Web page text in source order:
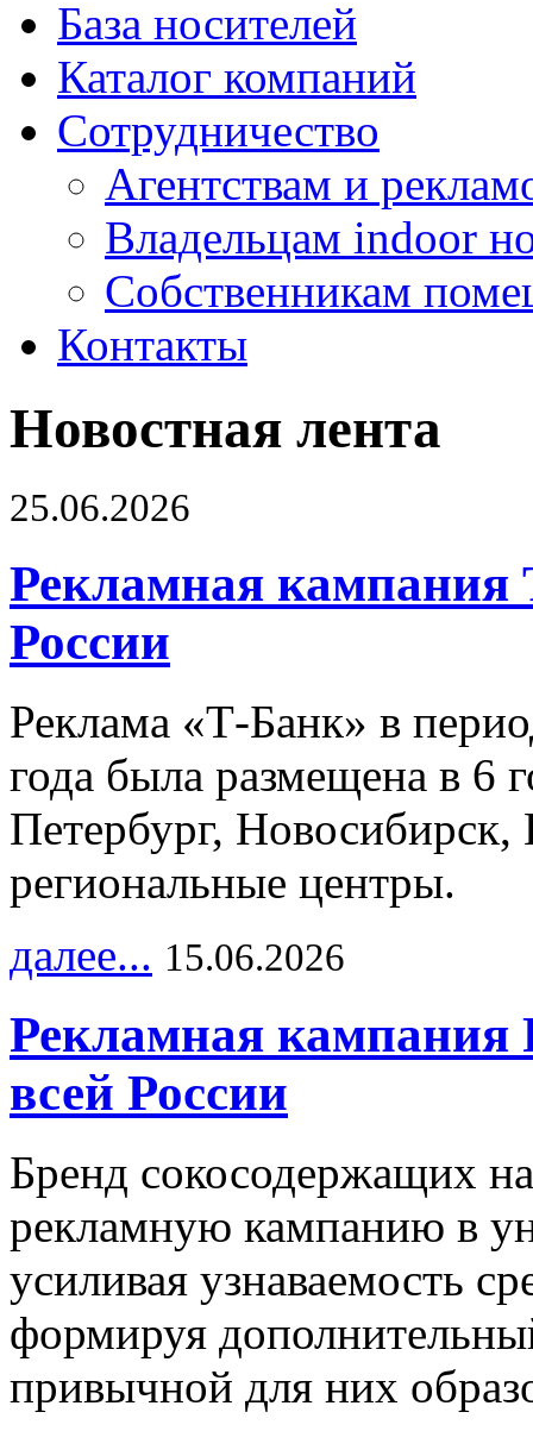
База носителей
Каталог компаний
Сотрудничество
Агентствам и
Владельцам indoor
Собственникам
Контакты
Новостная лента
25.06.2026
Рекламная кампания
России
Реклама «Т-Банк» в
года была размещена в 6
Петербург,
региональные центры.
далее... 15.06.2026
Рекламная
всей России
Бренд сокосодержащих
рекламную кампанию в
усиливая узнаваемость
формируя
привычной для них